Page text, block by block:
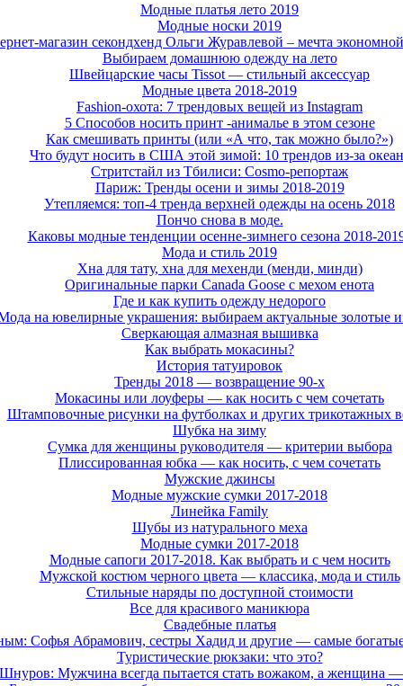
Модные платья лето 2019
Модные носки 2019
магазин секондхенд Ольги Журавлевой – мечта
Выбираем домашнюю одежду на лето
Швейцарские часы Tissot — стильный аксессуар
Модные цвета 2018-2019
Fashion-охота: 7 трендовых вещей из Instagram
5 Способов носить принт -анималье в этом сезоне
Как смешивать принты (или «А что, так можно было?»)
Что будут носить в США этой зимой: 10 трендов из-за
Стритстайл из Тбилиси: Cosmo-репортаж
Париж: Тренды осени и зимы 2018-2019
Утепляемся: топ-4 тренда верхней одежды на осень 2018
Пончо снова в моде.
Каковы модные тенденции осенне-зимнего сезона 2018-
Мода и стиль 2019
Хна для тату, хна для мехенди (менди, минди)
Оригинальные парки Canada Goose с мехом енота
Где и как купить одежду недорого
на ювелирные украшения: выбираем актуальные золотые
Сверкающая алмазная вышивка
Как выбрать мокасины?
История татуировок
Тренды 2018 — возвращение 90-х
Мокасины или лоуферы — как носить с чем сочетать
Штамповочные рисунки на футболках и других трикотажных
Шубка на зиму
Сумка для женщины руководителя — критерии выбора
Плиссированная юбка — как носить, с чем сочетать
Мужские джинсы
Модные мужские сумки 2017-2018
Линейка Family
Шубы из натурального меха
Модные сумки 2017-2018
Модные сапоги 2017-2018. Как выбрать и с чем носить
Мужской костюм черного цвета — классика, мода и стиль
Стильные наряды по доступной стоимости
Все для красивого маникюра
Свадебные платья
Софья Абрамович, сестры Хадид и другие — самые
Туристические рюкзаки: что это?
Мужчина всегда пытается стать вожаком, а женщина —